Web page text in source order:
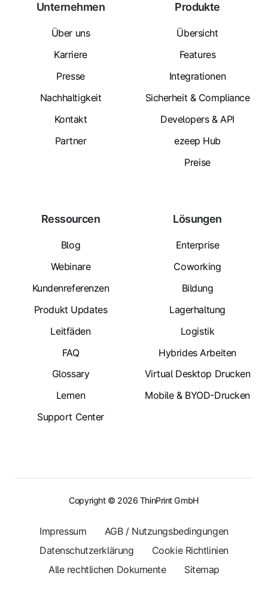
Unternehmen
Über uns
Karriere
Presse
Nachhaltigkeit
Kontakt
Partner
Produkte
Übersicht
Features
Integrationen
Sicherheit & Compliance
Developers & API
ezeep Hub
Preise
Ressourcen
Blog
Webinare
Kundenreferenzen
Produkt Updates
Leitfäden
FAQ
Glossary
Lernen
Support Center
Lösungen
Enterprise
Coworking
Bildung
Lagerhaltung
Logistik
Hybrides Arbeiten
Virtual Desktop Drucken
Mobile & BYOD-Drucken
Copyright © 2026 ThinPrint GmbH
Impressum
AGB / Nutzungsbedingungen
Datenschutzerklärung
Cookie Richtlinien
Alle rechtlichen Dokumente
Sitemap